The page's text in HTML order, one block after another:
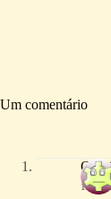
Um comentário
O
10/04/